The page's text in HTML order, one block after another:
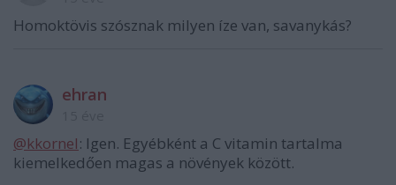
Homoktövis szósznak milyen íze van, savanykás?
ehran
@kkornel: Igen. Egyébként a C vitamin tartalma
kiemelkedően magas a növények között.